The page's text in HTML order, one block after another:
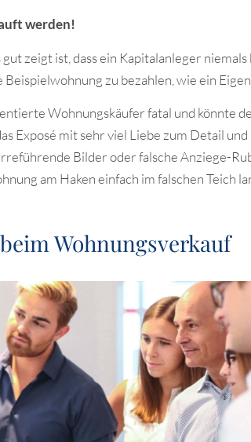
werden!
zeigt ist, dass ein Kapitalanleger
zu bezahlen, wie ein
Wohnungskäufer fatal und könnte
Exposé mit sehr viel Liebe zum Detail
Bilder oder falsche Anziege-
am Haken einfach im falschen Teich
Wohnungsverkauf